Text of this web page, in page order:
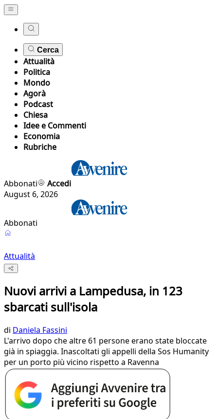
Cerca
Attualità
Politica
Mondo
Agorà
Podcast
Chiesa
Idee e Commenti
Economia
Rubriche
Abbonati
Accedi
August 6, 2026
Abbonati
Attualità
Nuovi arrivi a Lampedusa, in 123
sbarcati sull'isola
di Daniela Fassini
L'arrivo dopo che altre 61 persone erano state bloccate
già in spiaggia. Inascoltati gli appelli della Sos Humanity
per un porto più vicino rispetto a Ravenna